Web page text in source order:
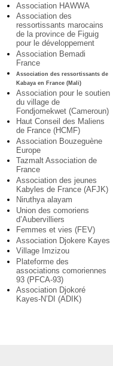
Association HAWWA
Association des
ressortissants marocains
de la province de Figuig
pour le développement
Association Bemadi
France
Association des ressortissants de
Kabaya en France (Mali)
Association pour le soutien
du village de
Fondjomekwet (Cameroun)
Haut Conseil des Maliens
de France (HCMF)
Association Bouzeguène
Europe
Tazmalt Association de
France
Association des jeunes
Kabyles de France (AFJK)
Niruthya alayam
Union des comoriens
d’Aubervilliers
Femmes et vies (FEV)
Association Djokere Kayes
Village Imzizou
Plateforme des
associations comoriennes
93 (PFCA-93)
Association Djokoré
Kayes-N’DI (ADIK)